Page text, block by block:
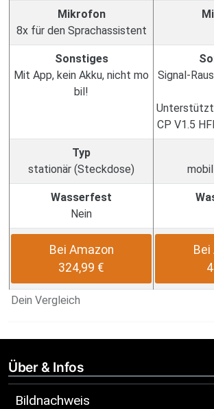
Dein Vergleich
Mikrofon
8x für den Sprachassistent
Sonstiges
Mit App, kein Akku, nicht mo
bil!
Signal-
CP V1.5
Typ
stationär (Steckdose)
Wasserfest
Nein
Bei Amazon
324,99 €
Über & Infos
Bildnachweis